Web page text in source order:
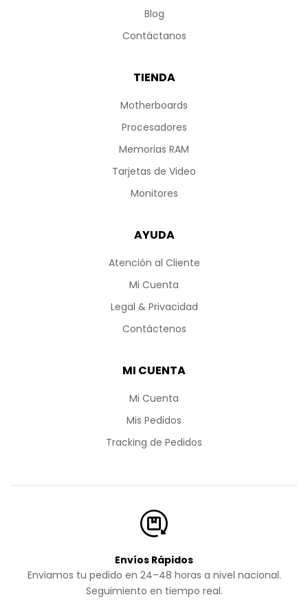
Blog
Contáctanos
TIENDA
Motherboards
Procesadores
Memorias RAM
Tarjetas de Video
Monitores
AYUDA
Atención al Cliente
Mi Cuenta
Legal & Privacidad
Contáctenos
MI CUENTA
Mi Cuenta
Mis Pedidos
Tracking de Pedidos
Envíos Rápidos
Enviamos tu pedido en 24–48 horas a nivel nacional.
Seguimiento en tiempo real.